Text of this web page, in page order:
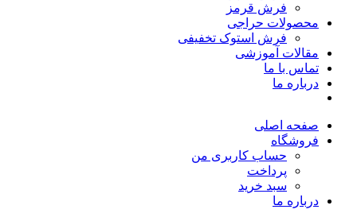
فرش قرمز
محصولات حراجی
فرش استوک تخفیفی
مقالات آموزشی
تماس با ما
درباره ما
صفحه اصلی
فروشگاه
حساب کاربری من
پرداخت
سبد خرید
درباره ما